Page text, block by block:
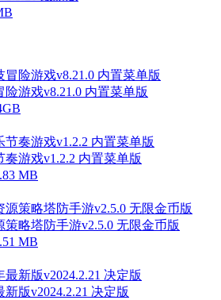
游戏v8.21.0 内置菜单版
游戏v1.2.2 内置菜单版
MB
略塔防手游v2.5.0 无限金币版
MB
版v2024.2.21 决定版